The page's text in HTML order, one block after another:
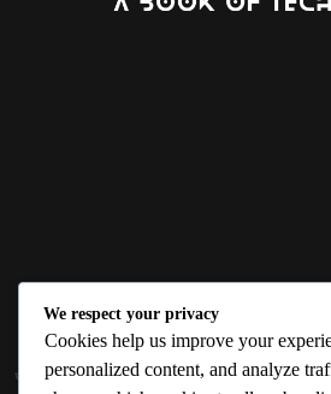
ABOUT US
জ্ঞান বিজ্ঞানের উৎকর্ষ আমাদের প্রভাবিত করে। আলোকিত
We respect your privacy
Cookies help us improve your
personalized content, and analyze